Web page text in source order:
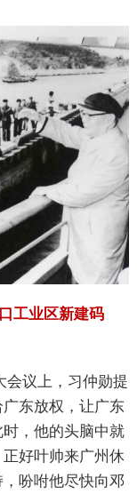
工业区新建码
会议上，习仲勋提
东放权，让广东
，他的头脑中就
好叶帅来广州休
吩咐他尽快向邓